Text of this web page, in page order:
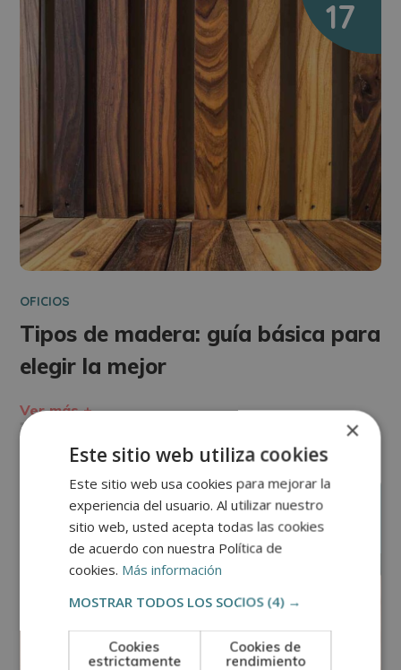
17
OFICIOS
Tipos de madera: guía básica para
elegir la mejor
Ver más +
×
Este sitio web utiliza cookies
Este sitio web usa cookies para mejorar la
experiencia del usuario. Al utilizar nuestro
sitio web, usted acepta todas las cookies
de acuerdo con nuestra Política de
cookies. Más información
MOSTRAR TODOS LOS SOCIOS (4) →
Cookies
estrictamente
Cookies de
rendimiento